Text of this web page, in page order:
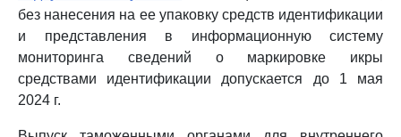
без нанесения на ее упаковку средств идентификации
и представления в информационную систему
мониторинга сведений о маркировке икры
средствами идентификации допускается до 1 мая
2024 г.